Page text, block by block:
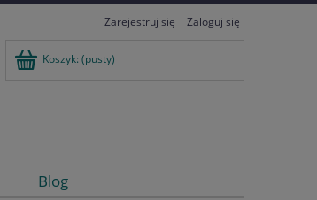
Zarejestruj się Zaloguj się
Koszyk: (pusty)
Blog